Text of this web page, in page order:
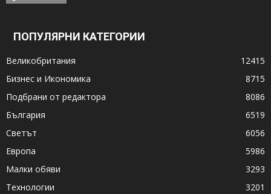
ПОПУЛЯРНИ КАТЕГОРИИ
Великобритания
12415
Бизнес и Икономика
8715
Подбрани от редактора
8086
България
6519
Светът
6056
Европа
5986
Малки обяви
3293
Технологии
3201